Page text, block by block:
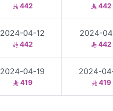
442
442
2024-
442
2024-04-12
442
2024-
419
2024-04-19
419